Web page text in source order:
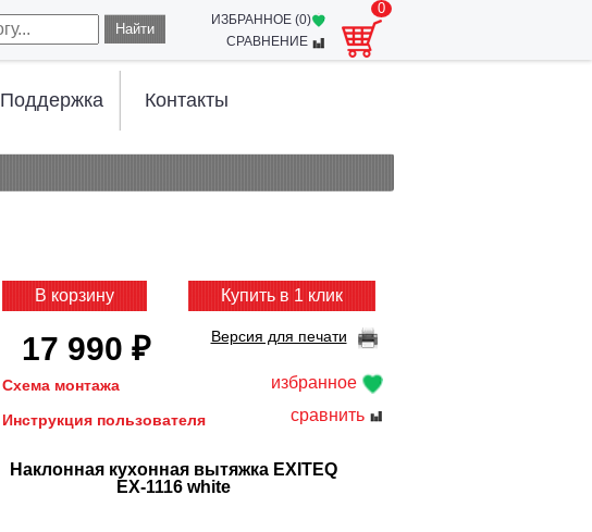
Найти
ИЗБРАННОЕ (0)
СРАВНЕНИЕ
0
Поддержка Контакты
избранное
сравнить
В корзину
17 990 ₽
Купить в 1 клик
Версия для печати
Схема монтажа
Инструкция пользователя
Наклонная кухонная вытяжка EXITEQ
EX-1116 white